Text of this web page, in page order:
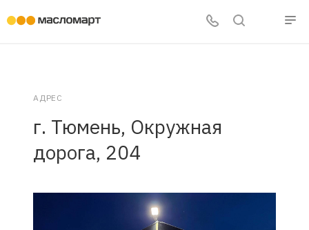
АДРЕС
г. Тюмень, Окружная
дорога, 204